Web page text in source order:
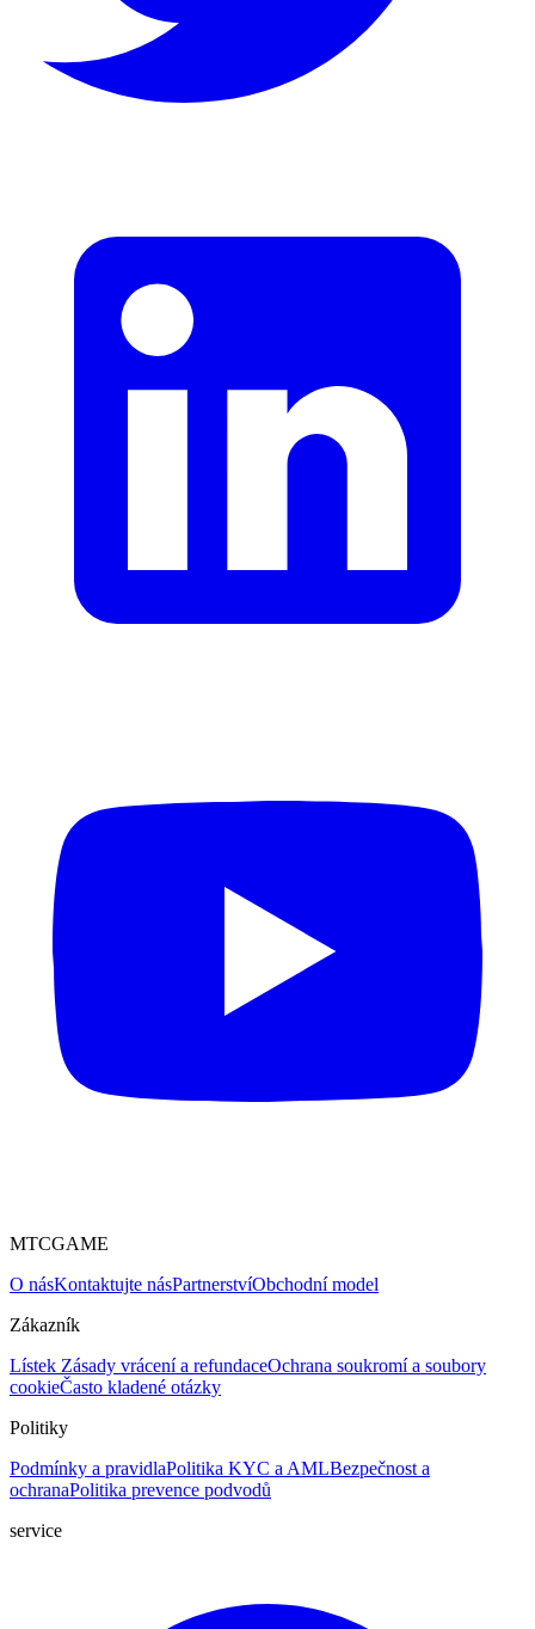
MTCGAME
O násKontaktujte násPartnerstvíObchodní model
Zákazník
Lístek Zásady vrácení a refundaceOchrana soukromí a soubory
cookieČasto kladené otázky
Politiky
Podmínky a pravidlaPolitika KYC a AMLBezpečnost a
ochranaPolitika prevence podvodů
service